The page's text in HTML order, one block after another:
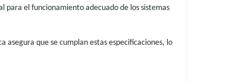
para el funcionamiento adecuado de los sistemas
asegura que se cumplan estas especificaciones, lo